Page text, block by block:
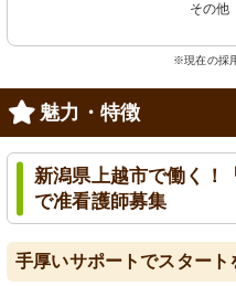
その他
※現在の採
魅力・特徴
新潟県上越市で働く！
で准看護師募集
手厚いサポートでスタート